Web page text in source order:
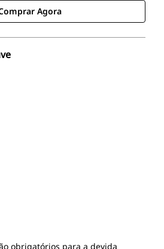
Agora
obrigatórios para a devida